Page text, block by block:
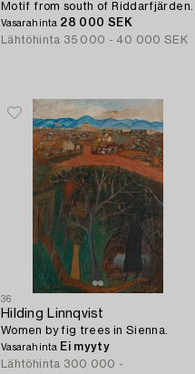
Motif from south of Riddarfjärden.
Vasarahinta 28 000 SEK
Lähtöhinta 35 000 - 40 000 SEK
36
Hilding Linnqvist
Women by fig trees in Sienna.
Vasarahinta Ei myyty
Lähtöhinta 300 000 -